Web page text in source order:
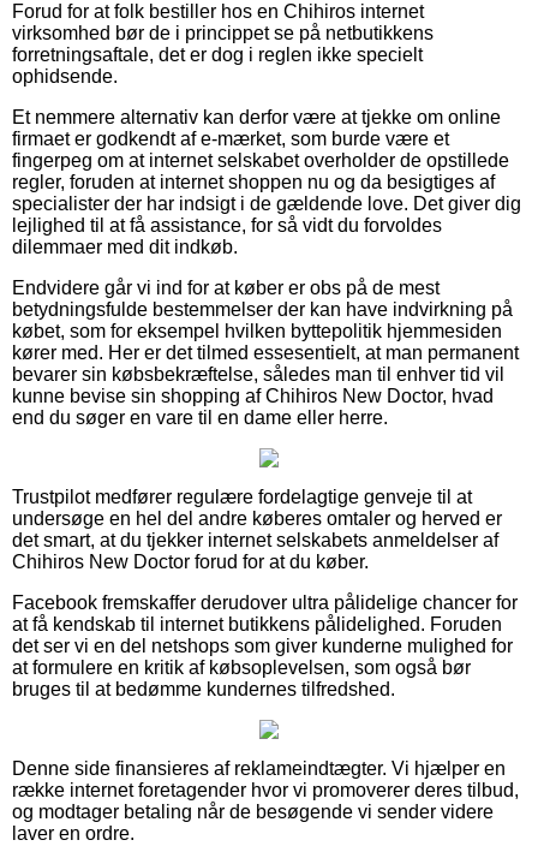
Forud for at folk bestiller hos en Chihiros internet
virksomhed bør de i princippet se på netbutikkens
forretningsaftale, det er dog i reglen ikke specielt
ophidsende.
Et nemmere alternativ kan derfor være at tjekke om online
firmaet er godkendt af e-mærket, som burde være et
fingerpeg om at internet selskabet overholder de opstillede
regler, foruden at internet shoppen nu og da besigtiges af
specialister der har indsigt i de gældende love. Det giver dig
lejlighed til at få assistance, for så vidt du forvoldes
dilemmaer med dit indkøb.
Endvidere går vi ind for at køber er obs på de mest
betydningsfulde bestemmelser der kan have indvirkning på
købet, som for eksempel hvilken byttepolitik hjemmesiden
kører med. Her er det tilmed essesentielt, at man permanent
bevarer sin købsbekræftelse, således man til enhver tid vil
kunne bevise sin shopping af Chihiros New Doctor, hvad
end du søger en vare til en dame eller herre.
Trustpilot medfører regulære fordelagtige genveje til at
undersøge en hel del andre køberes omtaler og herved er
det smart, at du tjekker internet selskabets anmeldelser af
Chihiros New Doctor forud for at du køber.
Facebook fremskaffer derudover ultra pålidelige chancer for
at få kendskab til internet butikkens pålidelighed. Foruden
det ser vi en del netshops som giver kunderne mulighed for
at formulere en kritik af købsoplevelsen, som også bør
bruges til at bedømme kundernes tilfredshed.
Denne side finansieres af reklameindtægter. Vi hjælper en
række internet foretagender hvor vi promoverer deres tilbud,
og modtager betaling når de besøgende vi sender videre
laver en ordre.